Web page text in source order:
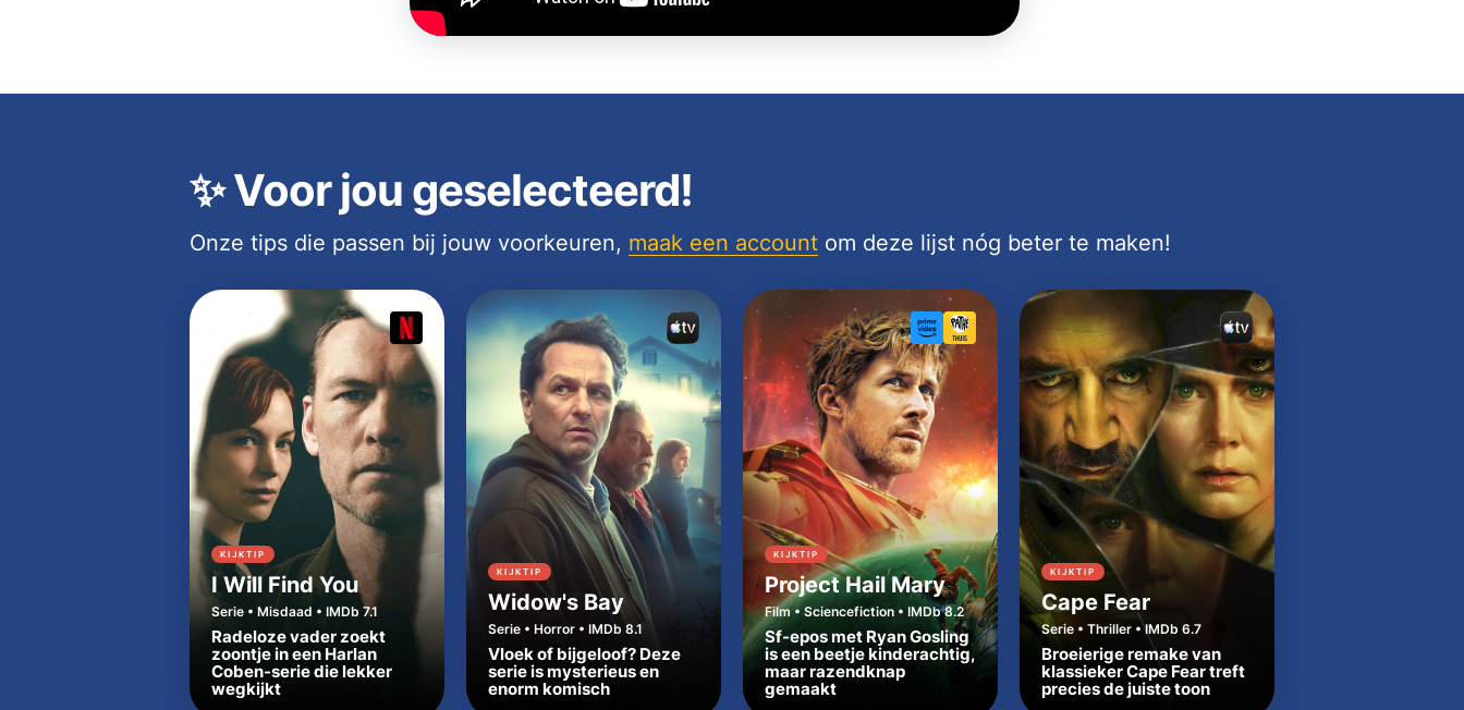
✨Voor jou geselecteerd!
Onze tips die passen bij jouw voorkeuren, maak een account om deze lijst nóg beter te maken!
KIJKTIP
I Will Find You
Serie • Misdaad • IMDb 7.1
Radeloze vader zoekt
zoontje in een Harlan
Coben-serie die lekker
wegkijkt
KIJKTIP
Widow's Bay
Serie • Horror • IMDb 8.1
Vloek of bijgeloof? Deze
serie is mysterieus en
enorm komisch
KIJKTIP
Project Hail Mary
Film • Sciencefiction • IMDb 8.2
Sf-epos met Ryan Gosling
is een beetje kinderachtig,
maar razendknap
gemaakt
KIJKTIP
Cape Fear
Serie • Thriller • IMDb 6.7
Broeierige remake van
klassieker Cape Fear treft
precies de juiste toon